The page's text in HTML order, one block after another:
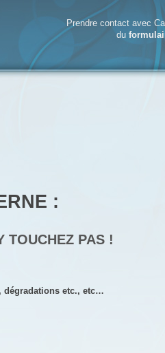
Prendre contact avec
du
:
TOUCHEZ PAS !
dégradations etc., etc…